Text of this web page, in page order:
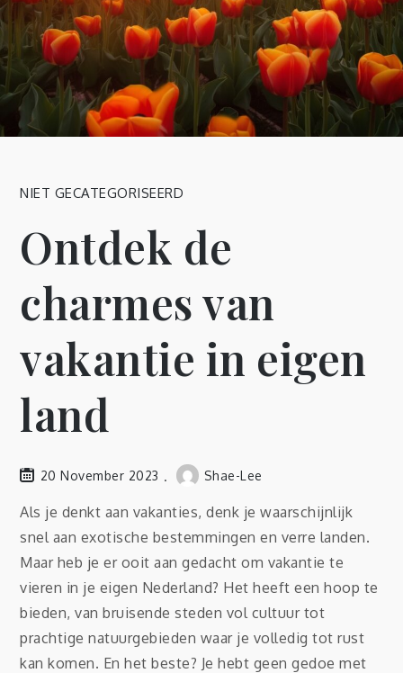
NIET GECATEGORISEERD
Ontdek de
charmes van
vakantie in eigen
land
20 November 2023 Shae-Lee
Als je denkt aan vakanties, denk je waarschijnlijk
snel aan exotische bestemmingen en verre landen.
Maar heb je er ooit aan gedacht om vakantie te
vieren in je eigen Nederland? Het heeft een hoop te
bieden, van bruisende steden vol cultuur tot
prachtige natuurgebieden waar je volledig tot rust
kan komen. En het beste? Je hebt geen gedoe met